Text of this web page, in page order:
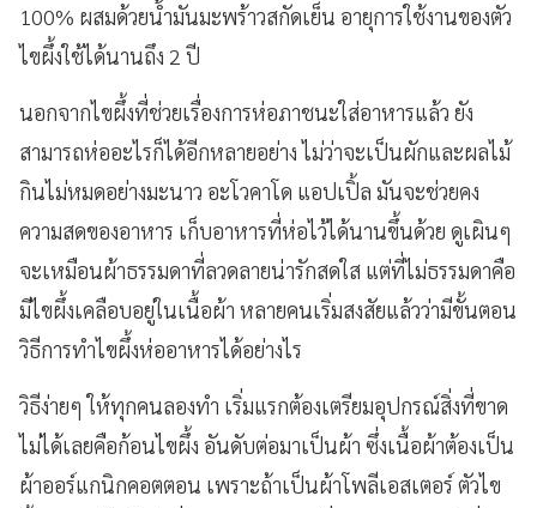
100% ผสมด้วยน้ำมันมะพร้าวสกัดเย็น อายุการใช้งานของตัว
ไขผึ้งใช้ได้นานถึง 2 ปี
นอกจากไขผึ้งที่ช่วยเรื่องการห่อภาชนะใส่อาหารแล้ว ยัง
สามารถห่ออะไรก็ได้อีกหลายอย่าง ไม่ว่าจะเป็นผักและผลไม้
กินไม่หมดอย่างมะนาว อะโวคาโด แอปเปิ้ล มันจะช่วยคง
ความสดของอาหาร เก็บอาหารที่ห่อไว้ได้นานขึ้นด้วย ดูเผินๆ
จะเหมือนผ้าธรรมดาที่ลวดลายน่ารักสดใส แต่ที่ไม่ธรรมดาคือ
มีไขผึ้งเคลือบอยู่ในเนื้อผ้า หลายคนเริ่มสงสัยแล้วว่ามีขั้นตอน
วิธีการทำไขผึ้งห่ออาหารได้อย่างไร
วิธีง่ายๆ ให้ทุกคนลองทำ เริ่มแรกต้องเตรียมอุปกรณ์สิ่งที่ขาด
ไม่ได้เลยคือก้อนไขผึ้ง อันดับต่อมาเป็นผ้า ซึ่งเนื้อผ้าต้องเป็น
ผ้าออร์แกนิกคอตตอน เพราะถ้าเป็นผ้าโพลีเอสเตอร์ ตัวไข